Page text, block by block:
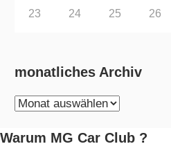
23 24 25 26
monatliches Archiv
monatliches
Warum MG Car Club ?